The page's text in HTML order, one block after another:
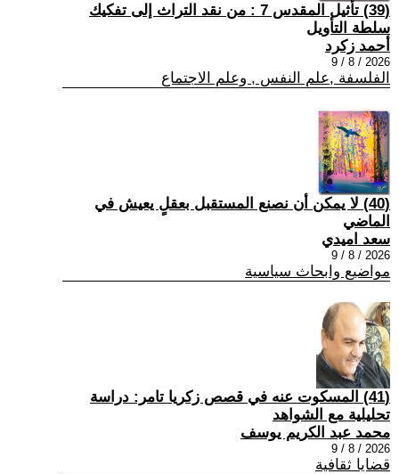
(39) تأثيل المقدس 7 : من نقد التراث إلى تفكيك
سلطة التأويل
أحمد زكرد
2026 / 8 / 9
الفلسفة ,علم النفس , وعلم الاجتماع
(40) لا يمكن أن نصنع المستقبل بعقلٍ يعيش في
الماضي
سعد اميدي
2026 / 8 / 9
مواضيع وابحاث سياسية
(41) المسكوت عنه في قصص زكريا تامر: دراسة
تحليلية مع الشواهد
محمد عبد الكريم يوسف
2026 / 8 / 9
قضايا ثقافية